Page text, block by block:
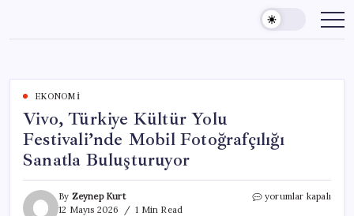
content
EKONOMI
Vivo, Türkiye Kültür Yolu
Festivali’nde Mobil Fotoğrafçılığı
Sanatla Buluşturuyor
By Zeynep Kurt
12 Mayıs 2026
1 Min Read
Vivo,
yorumlar kapalı